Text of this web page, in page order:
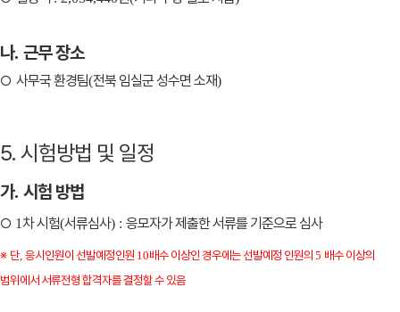
나. 근무 장소
○ 사무국 환경팀(전북 임실군 성수면 소재)
5. 시험방법 및 일정
가. 시험 방법
○ 1차 시험(서류심사) : 응모자가 제출한 서류를 기준으로 심사
※ 단 응시인원이 선발예정인원 10배수 이상인 경우에는 선발예정 인원의 5 배수 이상의
범위에서 서류전형 합격자를 결정할 수 있음